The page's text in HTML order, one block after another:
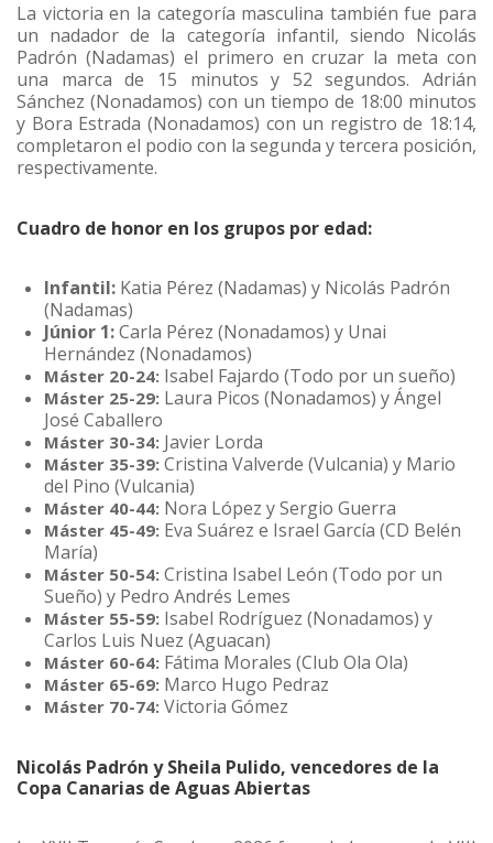
La victoria en la categoría masculina también fue para
un nadador de la categoría infantil, siendo Nicolás
Padrón (Nadamas) el primero en cruzar la meta con
una marca de 15 minutos y 52 segundos. Adrián
Sánchez (Nonadamos) con un tiempo de 18:00 minutos
y Bora Estrada (Nonadamos) con un registro de 18:14,
completaron el podio con la segunda y tercera posición,
respectivamente.
Cuadro de honor en los grupos por edad:
Infantil: Katia Pérez (Nadamas) y Nicolás Padrón
(Nadamas)
Júnior 1:Carla Pérez (Nonadamos) y Unai
Hernández (Nonadamos)
Máster 20-24: Isabel Fajardo (Todo por un sueño)
Máster 25-29: Laura Picos (Nonadamos) y Ángel
José Caballero
Máster 30-34: Javier Lorda
Máster 35-39: Cristina Valverde (Vulcania) y Mario
del Pino (Vulcania)
Máster 40-44: Nora López y Sergio Guerra
Máster 45-49: Eva Suárez e Israel García (CD Belén
María)
Máster 50-54: Cristina Isabel León (Todo por un
Sueño) y Pedro Andrés Lemes
Máster 55-59: Isabel Rodríguez (Nonadamos) y
Carlos Luis Nuez (Aguacan)
Máster 60-64: Fátima Morales (Club Ola Ola)
Máster 65-69: Marco Hugo Pedraz
Máster 70-74: Victoria Gómez
Nicolás Padrón y Sheila Pulido, vencedores de la
Copa Canarias de Aguas Abiertas